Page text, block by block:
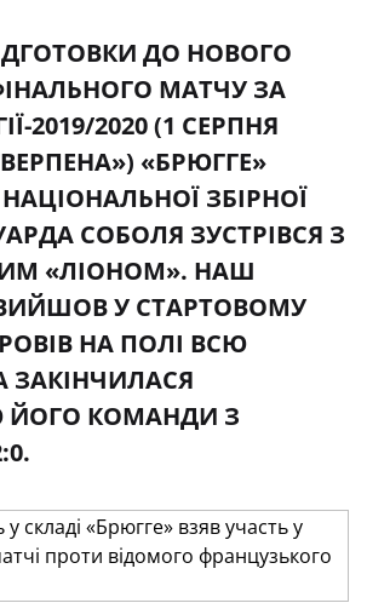
ДО НОВОГО
МАТЧУ ЗА
2019/2020 (1 СЕРПНЯ
«БРЮГГЕ»
ЗБІРНОЇ
СОБОЛЯ ЗУСТРІВСЯ З
«ЛІОНОМ». НАШ
У СТАРТОВОМУ
НА ПОЛІ ВСЮ
ЗАКІНЧИЛАСЯ
ЙОГО КОМАНДИ З